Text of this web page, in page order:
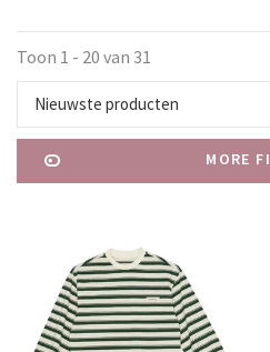
Toon 1 - 20 van 31
Nieuwste producten
MORE